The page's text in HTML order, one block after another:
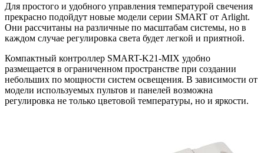
Для простого и удобного управления температурой свечения
прекрасно подойдут новые модели серии SMART от Arlight.
Они рассчитаны на различные по масштабам системы, но в
каждом случае регулировка света будет легкой и приятной.
Компактный контроллер SMART-K21-MIX удобно
размещается в ограниченном пространстве при создании
небольших по мощности систем освещения. В зависимости от
модели используемых пультов и панелей возможна
регулировка не только цветовой температуры, но и яркости.